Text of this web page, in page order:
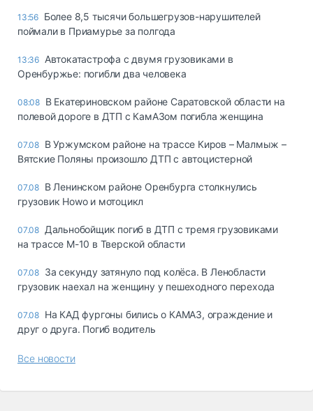
13:56 Более 8,5 тысячи большегрузов-нарушителей
поймали в Приамурье за полгода
13:36 Автокатастрофа с двумя грузовиками в
Оренбуржье: погибли два человека
08:08 В Екатериновском районе Саратовской области на
полевой дороге в ДТП с КамАЗом погибла женщина
07.08 В Уржумском районе на трассе Киров – Малмыж –
Вятские Поляны произошло ДТП с автоцистерной
07.08 В Ленинском районе Оренбурга столкнулись
грузовик Howo и мотоцикл
07.08 Дальнобойщик погиб в ДТП с тремя грузовиками
на трассе М-10 в Тверской области
07.08 За секунду затянуло под колёса. В Ленобласти
грузовик наехал на женщину у пешеходного перехода
07.08 На КАД фургоны бились о КАМАЗ, ограждение и
друг о друга. Погиб водитель
Все новости